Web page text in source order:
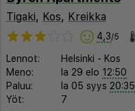
Tigaki, Kos, Kreikka
4,3/5
Lennot: Helsinki - Kos
Meno:
la 29 elo 12:50
Paluu:
la 05 syys 20:35
Yöt:
7